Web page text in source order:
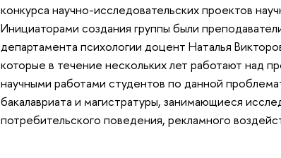
конкурса научно-исследовательских проектов
Инициаторами создания группы были
департамента психологии доцент Наталья
которые в течение нескольких лет работают над
научными работами студентов по данной
бакалавриата и магистратуры, занимающиеся
потребительского поведения, рекламного